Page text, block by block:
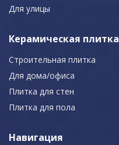
Для улицы
Керамическая плитка
Строительная плитка
Для дома/офиса
Плитка для стен
Плитка для пола
Навигация